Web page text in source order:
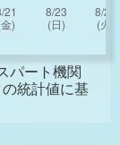
パート機関
統計値に基